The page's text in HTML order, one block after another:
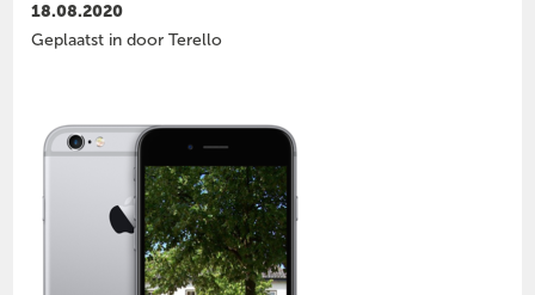
18.08.2020
Geplaatst in door Terello